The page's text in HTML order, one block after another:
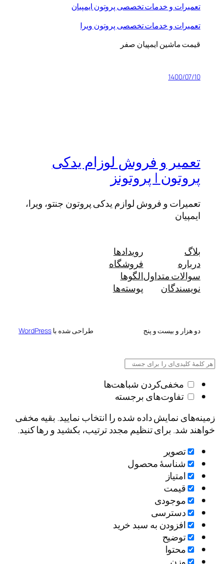
تعمیرات و خدمات تخصصی پروتون ایمپیان
تعمیرات و خدمات تخصصی پروتون ویرا
قیمت ماشین ایمپیان صفر
1400/07/10
تعمیر و فروش لوزام یدکی
پروتون | پروتونز
تعمیرات و فروش لوازم یدکی پروتون جنتو، ویرا،
ایمپیان
بلاگ
درباره
سوالات متداول
نویسندگان
رویدادها
فروشگاه
الگوها
پوسته‌ها
دو هزار و بیست و پنج طراحی شده با WordPress
مخفی‌کردن شباهت‌ها
تفاوت‌های برجسته
زمینه‌های نمایش داده شده را انتخاب نمایید. بقیه مخفی
خواهند شد. برای تنظیم مجدد ترتیب، بکشید و رها کنید.
تصویر
شناسۀ محصول
امتیاز
قيمت
موجودی
دسترسی
افزودن به سبد خرید
توضیح
محتوا